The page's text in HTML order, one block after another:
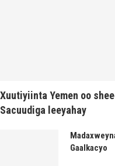
Xuutiyiinta Yemen oo
Sacuudiga leeyahay
Gaalkacyo